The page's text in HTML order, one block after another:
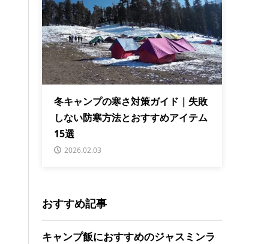
冬キャンプの寒さ対策ガイド｜失敗
しない防寒方法とおすすめアイテム
15選
2026.02.03
おすすめ記事
キャンプ飯におすすめのジャスミンラ